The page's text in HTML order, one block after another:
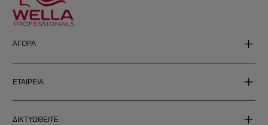
ΑΓΟΡΑ
ΕΤΑΙΡΕΙΑ
ΔΙΚΤΥΩΘΕΙΤΕ